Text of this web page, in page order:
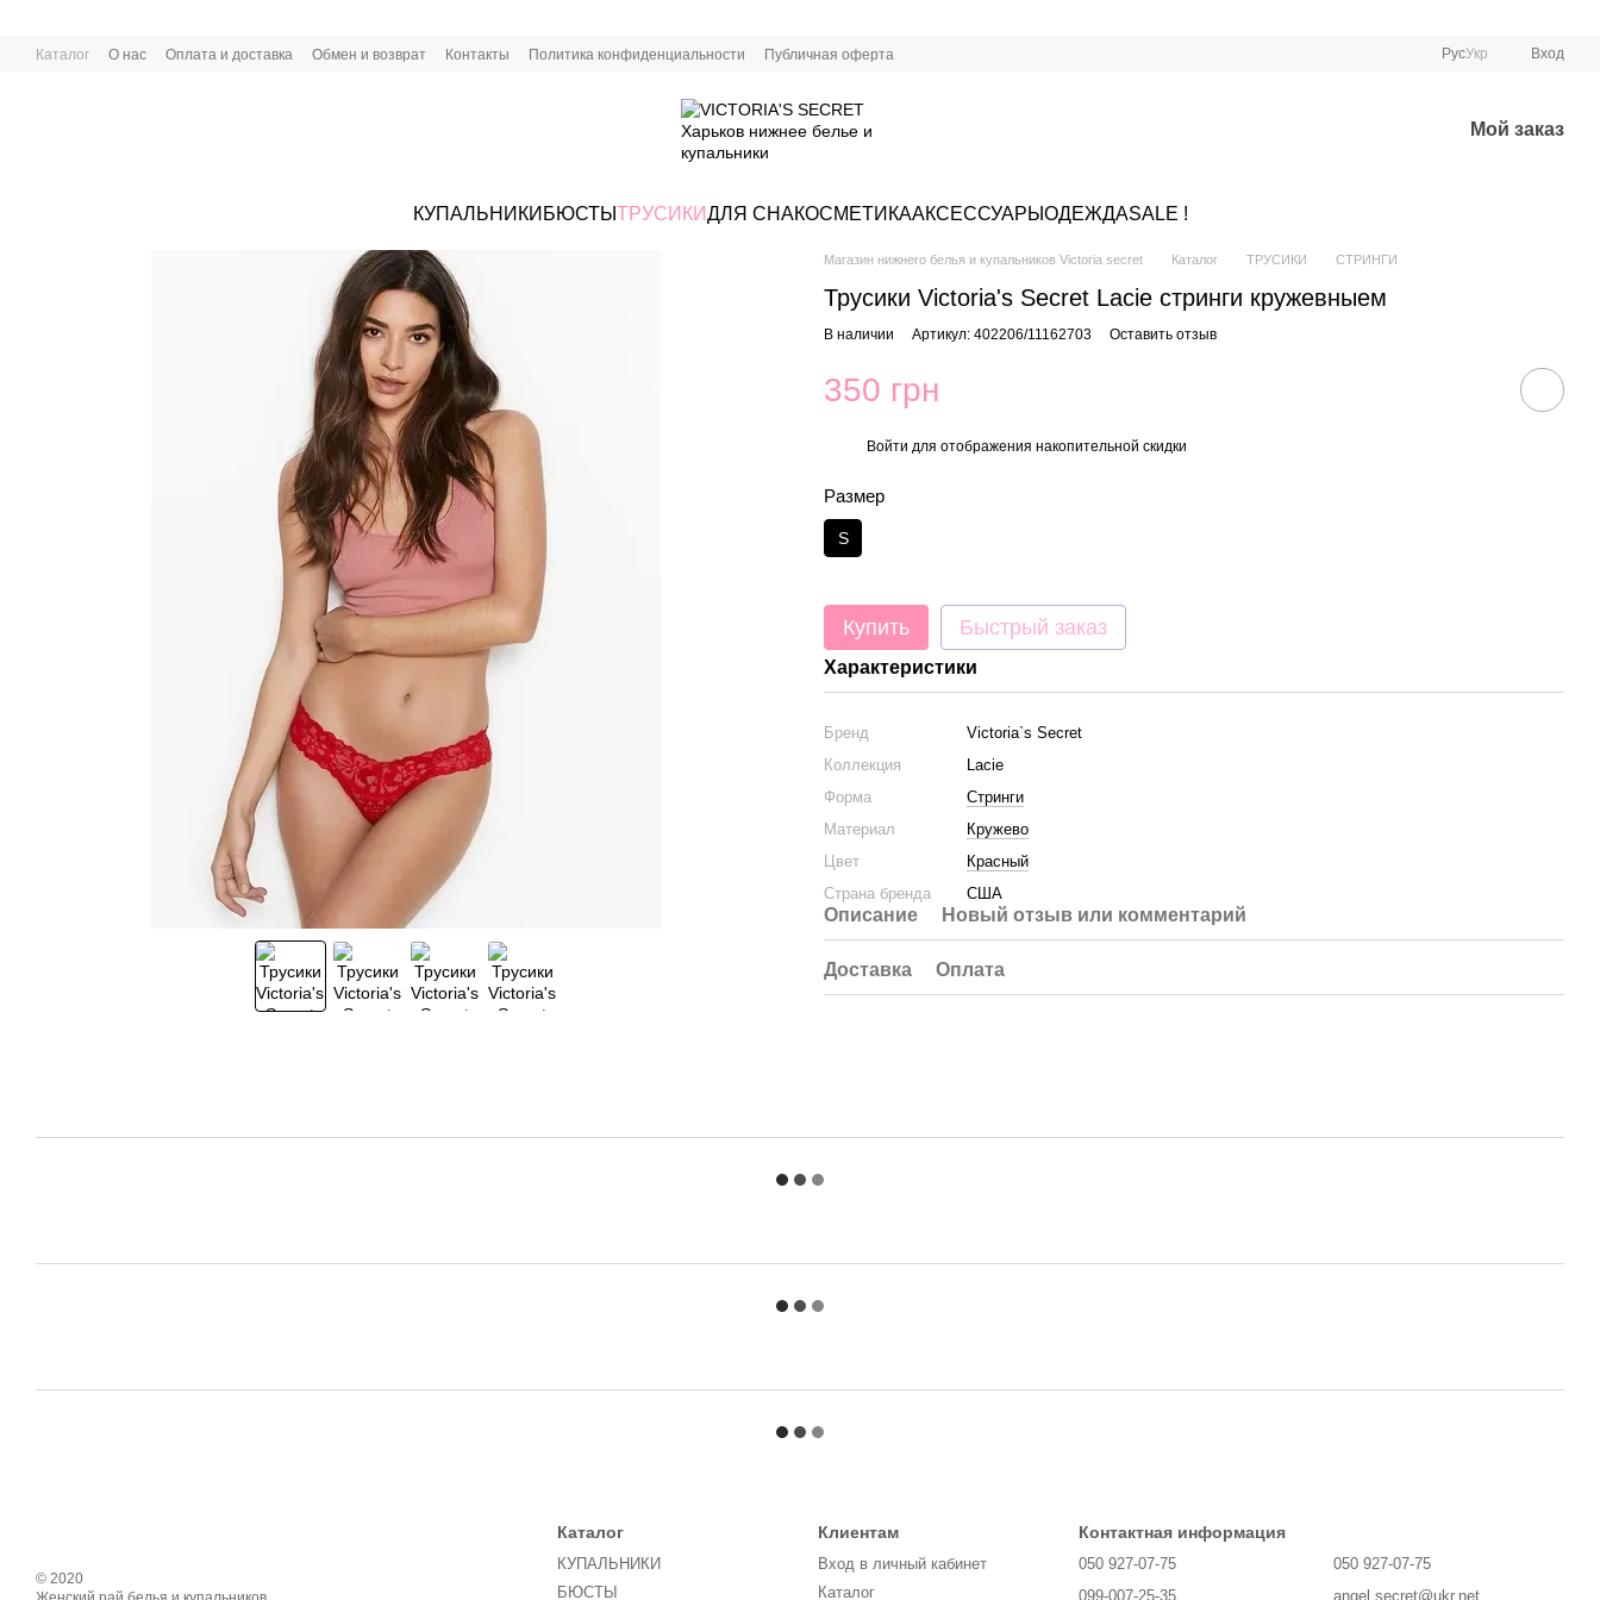
Каталог О нас Оплата и доставка Обмен и возврат Контакты Политика конфиденциальности Публичная оферта РусУкр Вход
Мой заказ
КУПАЛЬНИКИ БЮСТЫ ТРУСИКИДЛЯ СНАКОСМЕТИКААКСЕССУАРЫ ОДЕЖДАSALE !
Магазин нижнего белья и купальников Victoria secret Каталог ТРУСИКИ СТРИНГИ
Трусики Victoria's Secret Lacie стринги кружевныем
В наличии Артикул: 402206/11162703 Оставить отзыв
350 грн
Войти для отображения накопительной скидки
Размер
S
Купить Быстрый заказ
Характеристики
Бренд
Victoria`s Secret
Коллекция
Lacie
Форма
Стринги
Материал
Кружево
Цвет
Красный
Страна бренда
США
Описание Новый отзыв или комментарий
Доставка Оплата
© 2020
Каталог
КУПАЛЬНИКИ
БЮСТЫ
Клиентам
Вход в личный кабинет
Каталог
Контактная информация
050 927-07-75
099-007-25-35
050 927-07-75
angel.secret@ukr.net